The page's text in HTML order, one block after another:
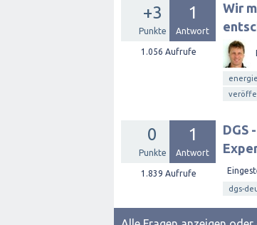
+3
Punkte
1
Antwort
1.056 Aufrufe
Wir
0
Punkte
1
Antwort
1.839 Aufrufe
DGS
dgs-